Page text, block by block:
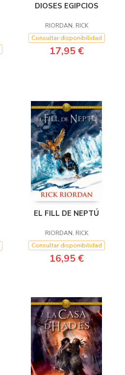
DIOSES EGIPCIOS
RIORDAN, RICK
Consultar disponibilidad
17,95 €
EL FILL DE NEPTÚ
RIORDAN, RICK
Consultar disponibilidad
16,95 €